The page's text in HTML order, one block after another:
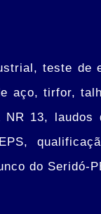
teste de
aço, tirfor,
NR 13, laudos
do Seridó-